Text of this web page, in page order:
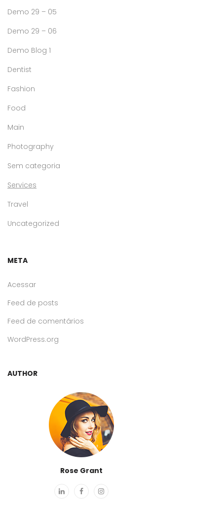
Demo 29 – 05
Demo 29 – 06
Demo Blog 1
Dentist
Fashion
Food
Main
Photography
Sem categoria
Services
Travel
Uncategorized
META
Acessar
Feed de posts
Feed de comentários
WordPress.org
AUTHOR
Rose Grant